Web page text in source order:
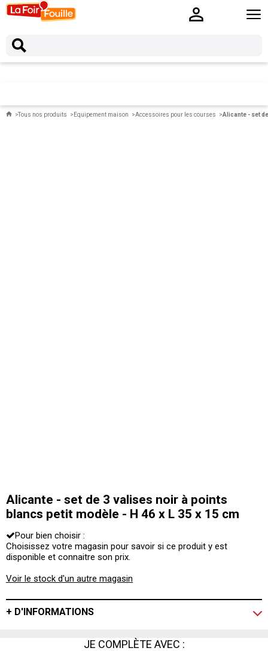
Tous nos produits Equipement maison Accessoires pour les courses
Alicante - set de 3 valises noir à points
blancs petit modèle - H 46 x L 35 x 15 cm
Pour bien choisir :
Choisissez votre magasin pour savoir si ce produit y est
disponible et connaitre son prix.
Voir le stock d'un autre magasin
+ D'INFORMATIONS
JE COMPLÈTE AVEC :